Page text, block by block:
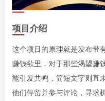
项目介绍
这个项目的原理就是发布带
赚钱欲里，对于那些渴望赚
能引发共鸣，简短文字则直
他们停留并参与评论，寻求